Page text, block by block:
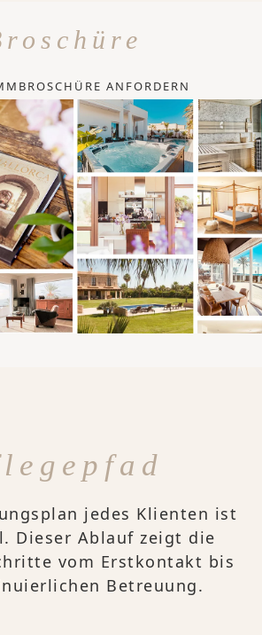
ANFORDERN
jedes Klienten ist
Dieser Ablauf zeigt die
vom Erstkontakt bis
Betreuung.